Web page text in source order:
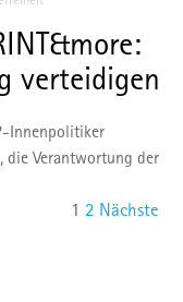
verteidigen
Innenpolitiker
die Verantwortung der
1 2 Nächste